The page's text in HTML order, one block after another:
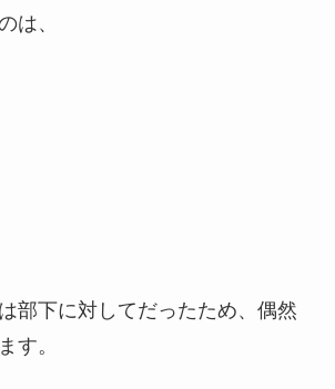
は、
部下に対してだったため、偶然
す。